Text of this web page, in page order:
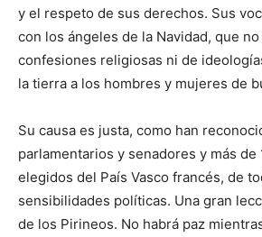
y el respeto de sus derechos. Sus
con los ángeles de la Navidad, que
confesiones religiosas ni de
la tierra a los hombres y mujeres de
Su causa es justa, como han
parlamentarios y senadores y más de
elegidos del País Vasco francés, de
sensibilidades políticas. Una gran
de los Pirineos. No habrá paz